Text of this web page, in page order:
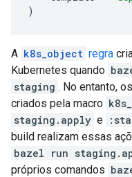
)
A k8s_object regra
Kubernetes quando
staging . No entanto,
criados pela macro
staging.apply e
build realizam essas
bazel run
próprios comandos